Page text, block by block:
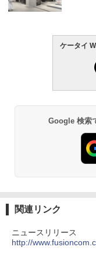
ケータイ
Google 検索
関連リンク
ニュースリリース
http://